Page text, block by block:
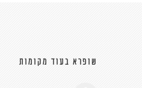
שופרא בעוד מקומות